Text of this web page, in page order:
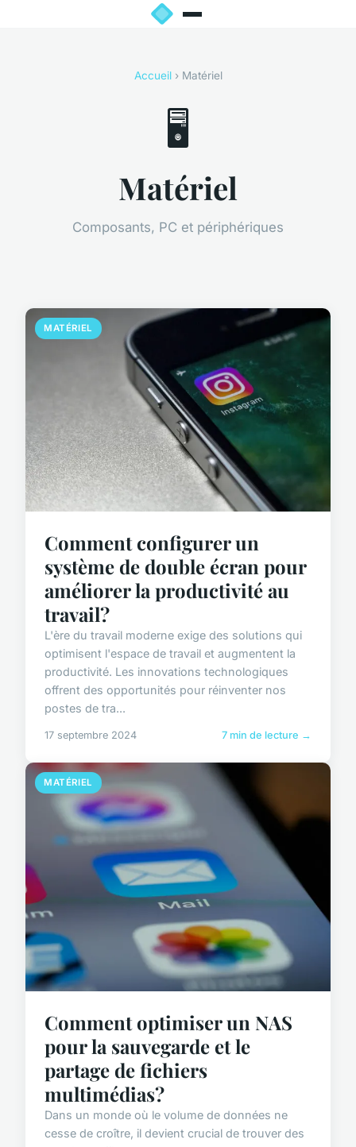
Accueil› Matériel
🖥️
Matériel
Composants, PC et périphériques
MATÉRIEL
Comment configurer un
système de double écran pour
améliorer la productivité au
travail?
L'ère du travail moderne exige des solutions qui
optimisent l'espace de travail et augmentent la
productivité. Les innovations technologiques
offrent des opportunités pour réinventer nos
postes de tra...
17 septembre 2024 7 min de lecture →
MATÉRIEL
Comment optimiser un NAS
pour la sauvegarde et le
partage de fichiers
multimédias?
Dans un monde où le volume de données ne
cesse de croître, il devient crucial de trouver des